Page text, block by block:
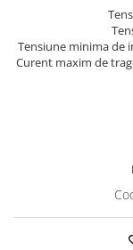
Controlere solare
PWM
Pachete complete
Sisteme de
Sisteme
Sisteme
Tensiune minima de
Curent maxim de